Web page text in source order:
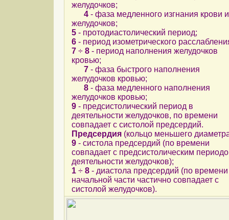
желудочков;
4 - фаза медленного изгнания крови
желудочков;
5 - протодиастолический период;
6 - период изометрического
7 ÷ 8 - период наполнения желудочков
кровью;
7 - фаза быстрого наполнения
желудочков кровью;
8 - фаза медленного наполнения
желудочков кровью;
9 - предсистолический период в
деятельности желудочков, по времени
совпадает с систолой предсердий.
Предсердия (кольцо меньшего
9 - систола предсердий (по времени
совпадает с предсистолическим
деятельности желудочков);
1 ÷ 8 - диастола предсердий (по
начальной части частично совпадает с
систолой желудочков).